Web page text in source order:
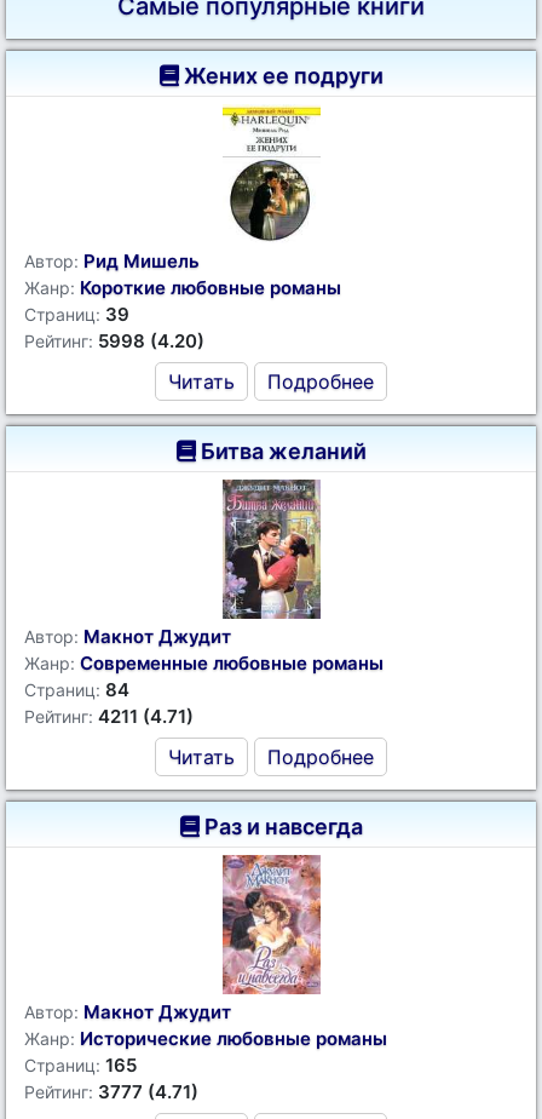
Самые популярные книги
Жених ее подруги
Автор: Рид Мишель
Жанр: Короткие любовные романы
Страниц: 39
Рейтинг: 5998 (4.20)
Читать Подробнее
Битва желаний
Автор: Макнот Джудит
Жанр: Современные любовные романы
Страниц: 84
Рейтинг: 4211 (4.71)
Читать Подробнее
Раз и навсегда
Автор: Макнот Джудит
Жанр: Исторические любовные романы
Страниц: 165
Рейтинг: 3777 (4.71)